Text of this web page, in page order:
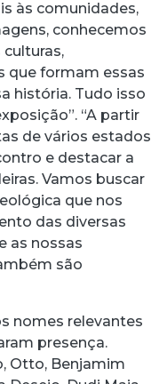
às comunidades,
conhecemos
que formam essas
história. Tudo isso
“A partir
de vários estados
e destacar a
Vamos buscar
que nos
das diversas
as nossas
são
nomes relevantes
presença.
Otto, Benjamim